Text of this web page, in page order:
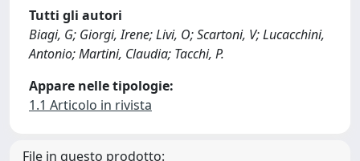
Tutti gli autori
Biagi, G; Giorgi, Irene; Livi, O; Scartoni, V; Lucacchini,
Antonio; Martini, Claudia; Tacchi, P.
Appare nelle tipologie:
1.1 Articolo in rivista
File in questo prodotto: